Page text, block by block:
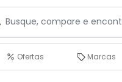
Ofertas Marcas